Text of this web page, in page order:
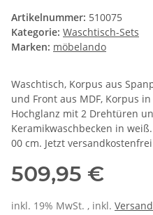
Artikelnummer: 510075
Kategorie: Waschtisch-Sets
Marken: möbelando
Waschtisch, Korpus aus
und Front aus MDF, Korpus
Hochglanz mit 2 Drehtüren
Keramikwaschbecken in
00 cm. Jetzt
509,95 €
inkl. 19% MwSt. , inkl.